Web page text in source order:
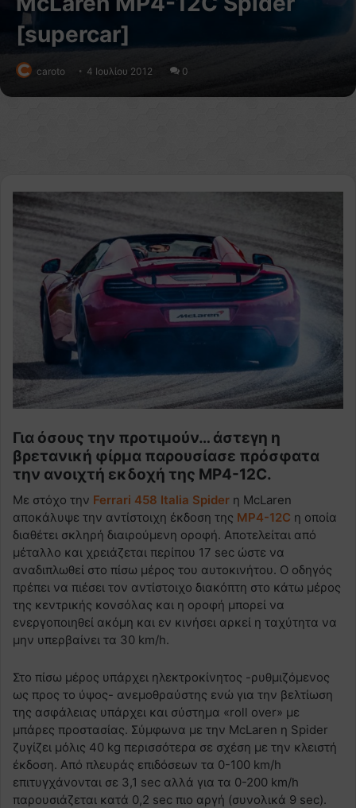
[supercar]
caroto 4 Ιουλίου 2012 0
Για όσους την προτιμούν… άστεγη η
βρετανική φίρμα παρουσίασε πρόσφατα
την ανοιχτή εκδοχή της MP4-12C.
Με στόχο την Ferrari 458 Italia Spider η McLaren
αποκάλυψε την αντίστοιχη έκδοση της MP4-12C η οποία
διαθέτει σκληρή διαιρούμενη οροφή. Αποτελείται από
μέταλλο και χρειάζεται περίπου 17 sec ώστε να
αναδιπλωθεί στο πίσω μέρος του αυτοκινήτου. Ο οδηγός
πρέπει να πιέσει τον αντίστοιχο διακόπτη στο κάτω μέρος
της κεντρικής κονσόλας και η οροφή μπορεί να
ενεργοποιηθεί ακόμη και εν κινήσει αρκεί η ταχύτητα να
μην υπερβαίνει τα 30 km/h.
Στο πίσω μέρος υπάρχει ηλεκτροκίνητος -ρυθμιζόμενος
ως προς το ύψος- ανεμοθραύστης ενώ για την βελτίωση
της ασφάλειας υπάρχει και σύστημα «roll over» με
μπάρες προστασίας. Σύμφωνα με την McLaren η Spider
ζυγίζει μόλις 40 kg περισσότερα σε σχέση με την κλειστή
έκδοση. Από πλευράς επιδόσεων τα 0-100 km/h
επιτυγχάνονται σε 3,1 sec αλλά για τα 0-200 km/h
παρουσιάζεται κατά 0,2 sec πιο αργή (συνολικά 9 sec).